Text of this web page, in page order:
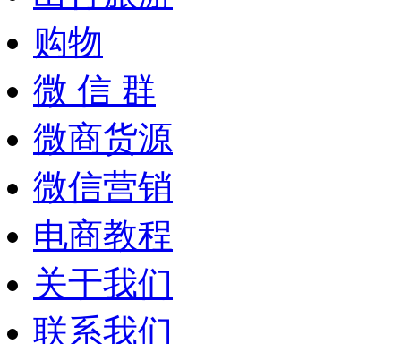
购物
微 信 群
微商货源
微信营销
电商教程
关于我们
联系我们